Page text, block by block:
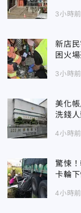
3小時前
新店
困火
3小時前
美化
洗錢人
4小時前
驚悚
卡輪
4小時前